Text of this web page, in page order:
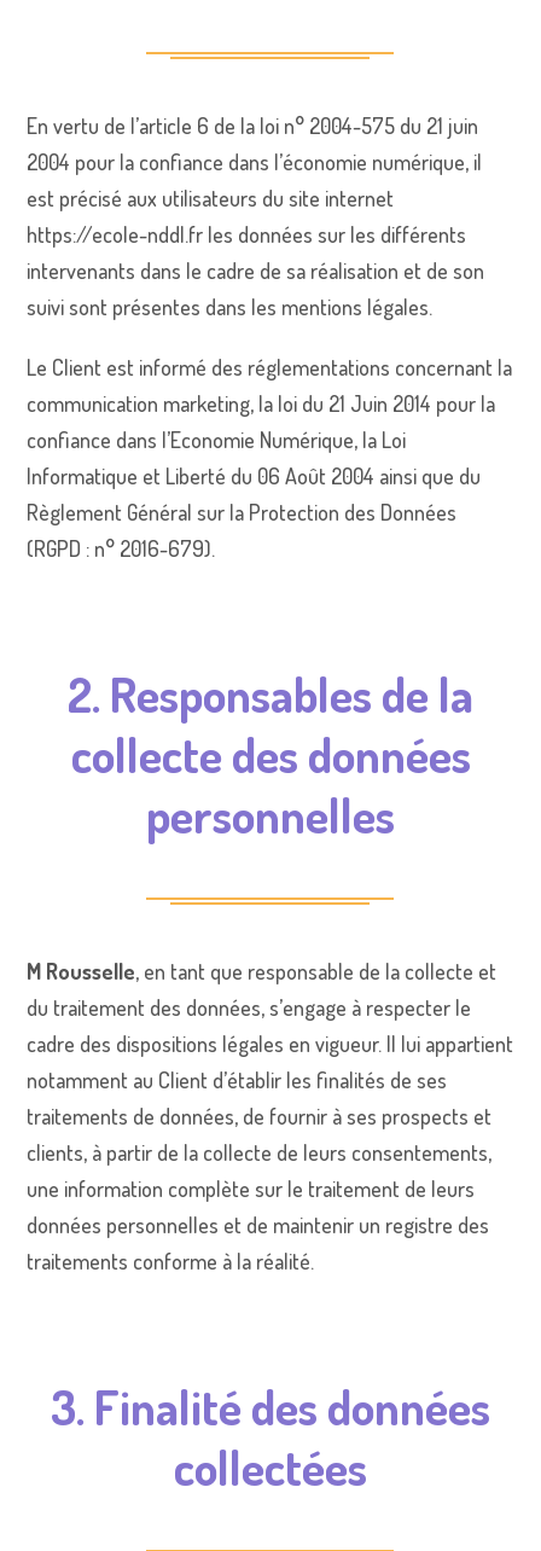
En vertu de l’article 6 de la loi n° 2004-575 du 21 juin
2004 pour la confiance dans l’économie numérique, il
est précisé aux utilisateurs du site internet
https://ecole-nddl.fr les données sur les différents
intervenants dans le cadre de sa réalisation et de son
suivi sont présentes dans les mentions légales.
Le Client est informé des réglementations concernant la
communication marketing, la loi du 21 Juin 2014 pour la
confiance dans l’Economie Numérique, la Loi
Informatique et Liberté du 06 Août 2004 ainsi que du
Règlement Général sur la Protection des Données
(RGPD : n° 2016-679).
2. Responsables de la
collecte des données
personnelles
M Rousselle, en tant que responsable de la collecte et
du traitement des données, s’engage à respecter le
cadre des dispositions légales en vigueur. Il lui appartient
notamment au Client d’établir les finalités de ses
traitements de données, de fournir à ses prospects et
clients, à partir de la collecte de leurs consentements,
une information complète sur le traitement de leurs
données personnelles et de maintenir un registre des
traitements conforme à la réalité.
3. Finalité des données
collectées